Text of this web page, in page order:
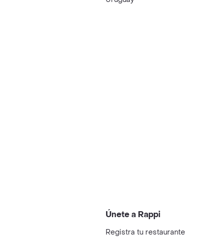
Únete a Rappi
Registra tu restaurante